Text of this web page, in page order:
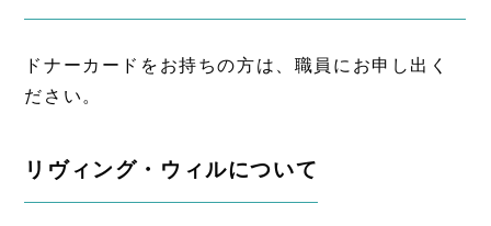
ドナーカードをお持ちの方は、職員にお申し出く
ださい。
リヴィング・ウィルについて